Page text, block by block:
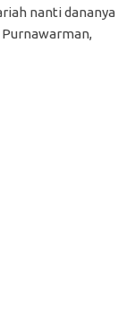
nanti dananya
Purnawarman,